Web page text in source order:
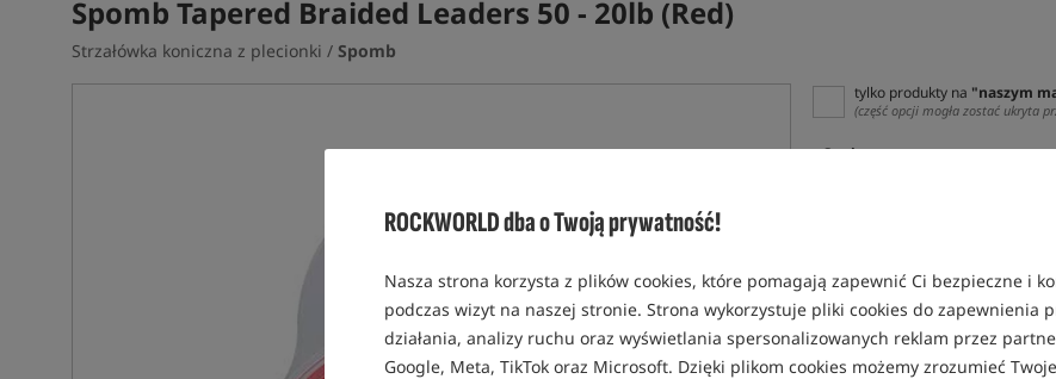
ROCKWORLD dba o Twoją prywatność!
Nasza strona korzysta z plików cookies, które pomagają zapewnić Ci bezpieczne i
podczas wizyt na naszej stronie. Strona wykorzystuje pliki cookies do zapewnienia
działania, analizy ruchu oraz wyświetlania spersonalizowanych reklam przez
Google, Meta, TikTok oraz Microsoft. Dzięki plikom cookies możemy zrozumieć
Spomb Tapered Braided Leaders 50 - 20lb (Red)
Strzałówka koniczna z plecionki / Spomb
tylko produkty na "naszym
(część opcji mogła zostać ukryta
Opcja
0,97
SPODZIEWANA WYSYŁKA